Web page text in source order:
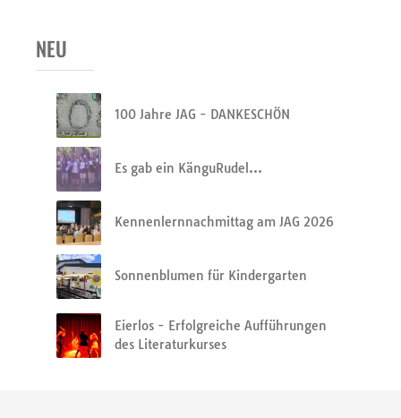
NEU
100 Jahre JAG - DANKESCHÖN
Es gab ein KänguRudel…
Kennenlernnachmittag am JAG 2026
Sonnenblumen für Kindergarten
Eierlos - Erfolgreiche Aufführungen
des Literaturkurses